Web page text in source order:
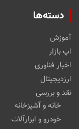
دسته‌ها
آموزش
اپ بازار
اخبار فناوری
ارزدیجیتال
نقد و بررسی
خانه و آشپزخانه
خودرو و ابزارآلات